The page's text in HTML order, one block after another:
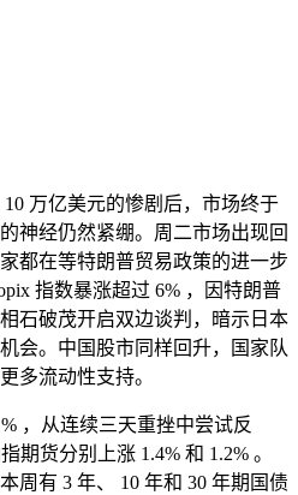
万亿美元的惨剧后，市场终于
神经仍然紧绷。周二市场出现回
都在等特朗普贸易政策的进一步
指数暴涨超过 6% ，因特朗普
石破茂开启双边谈判，暗示日本
会。中国股市同样回升，国家队
多流动性支持。
，从连续三天重挫中尝试反
期货分别上涨 1.4% 和 1.2% 。
周有 3 年、 10 年和 30 年期国债